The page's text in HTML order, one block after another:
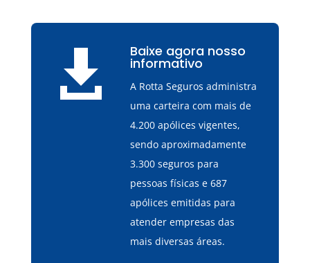
 Baixe agora nosso
informativo
A Rotta Seguros administra
uma carteira com mais de
4.200 apólices vigentes,
sendo aproximadamente
3.300 seguros para
pessoas físicas e 687
apólices emitidas para
atender empresas das
mais diversas áreas.